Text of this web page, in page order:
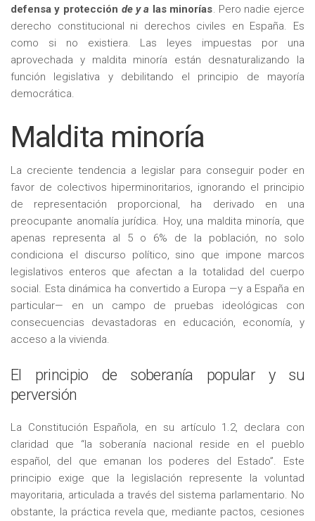
defensa y protección de y a las minorías. Pero nadie ejerce
derecho constitucional ni derechos civiles en España. Es
como si no existiera. Las leyes impuestas por una
aprovechada y maldita minoría están desnaturalizando la
función legislativa y debilitando el principio de mayoría
democrática.
Maldita minoría
La creciente tendencia a legislar para conseguir poder en
favor de colectivos hiperminoritarios, ignorando el principio
de representación proporcional, ha derivado en una
preocupante anomalía jurídica. Hoy, una maldita minoría, que
apenas representa al 5 o 6% de la población, no solo
condiciona el discurso político, sino que impone marcos
legislativos enteros que afectan a la totalidad del cuerpo
social. Esta dinámica ha convertido a Europa —y a España en
particular— en un campo de pruebas ideológicas con
consecuencias devastadoras en educación, economía, y
acceso a la vivienda.
El principio de soberanía popular y su
perversión
La Constitución Española, en su artículo 1.2, declara con
claridad que “la soberanía nacional reside en el pueblo
español, del que emanan los poderes del Estado”. Este
principio exige que la legislación represente la voluntad
mayoritaria, articulada a través del sistema parlamentario. No
obstante, la práctica revela que, mediante pactos, cesiones